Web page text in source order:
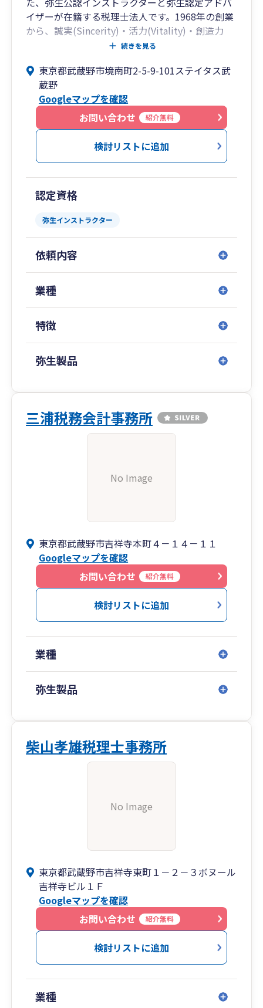
イザーが在籍する税理士法人です。1968年の創業
から、誠実(Sincerity)・活力(Vitality)・創造力
(Creativity)を経営ビジョンとし、お客様と共に歩
善・資産運用まで、お客様にとって最適なご提案
を心がけております。
続きを見る
東京都武蔵野市境南町2-5-9-101ステイタス武
蔵野
Googleマップを確認
お問い合わせ
紹介無料
検討リストに追加
認定資格
弥生インストラクター
依頼内容
業種
特徴
弥生製品
三浦税務会計事務所
No Image
東京都武蔵野市吉祥寺本町４－１４－１１
Googleマップを確認
お問い合わせ
紹介無料
検討リストに追加
業種
弥生製品
柴山孝雄税理士事務所
No Image
東京都武蔵野市吉祥寺東町１－２－３ボヌール
吉祥寺ビル１Ｆ
Googleマップを確認
お問い合わせ
紹介無料
検討リストに追加
業種